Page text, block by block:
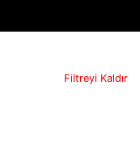
Filtreyi Kaldır